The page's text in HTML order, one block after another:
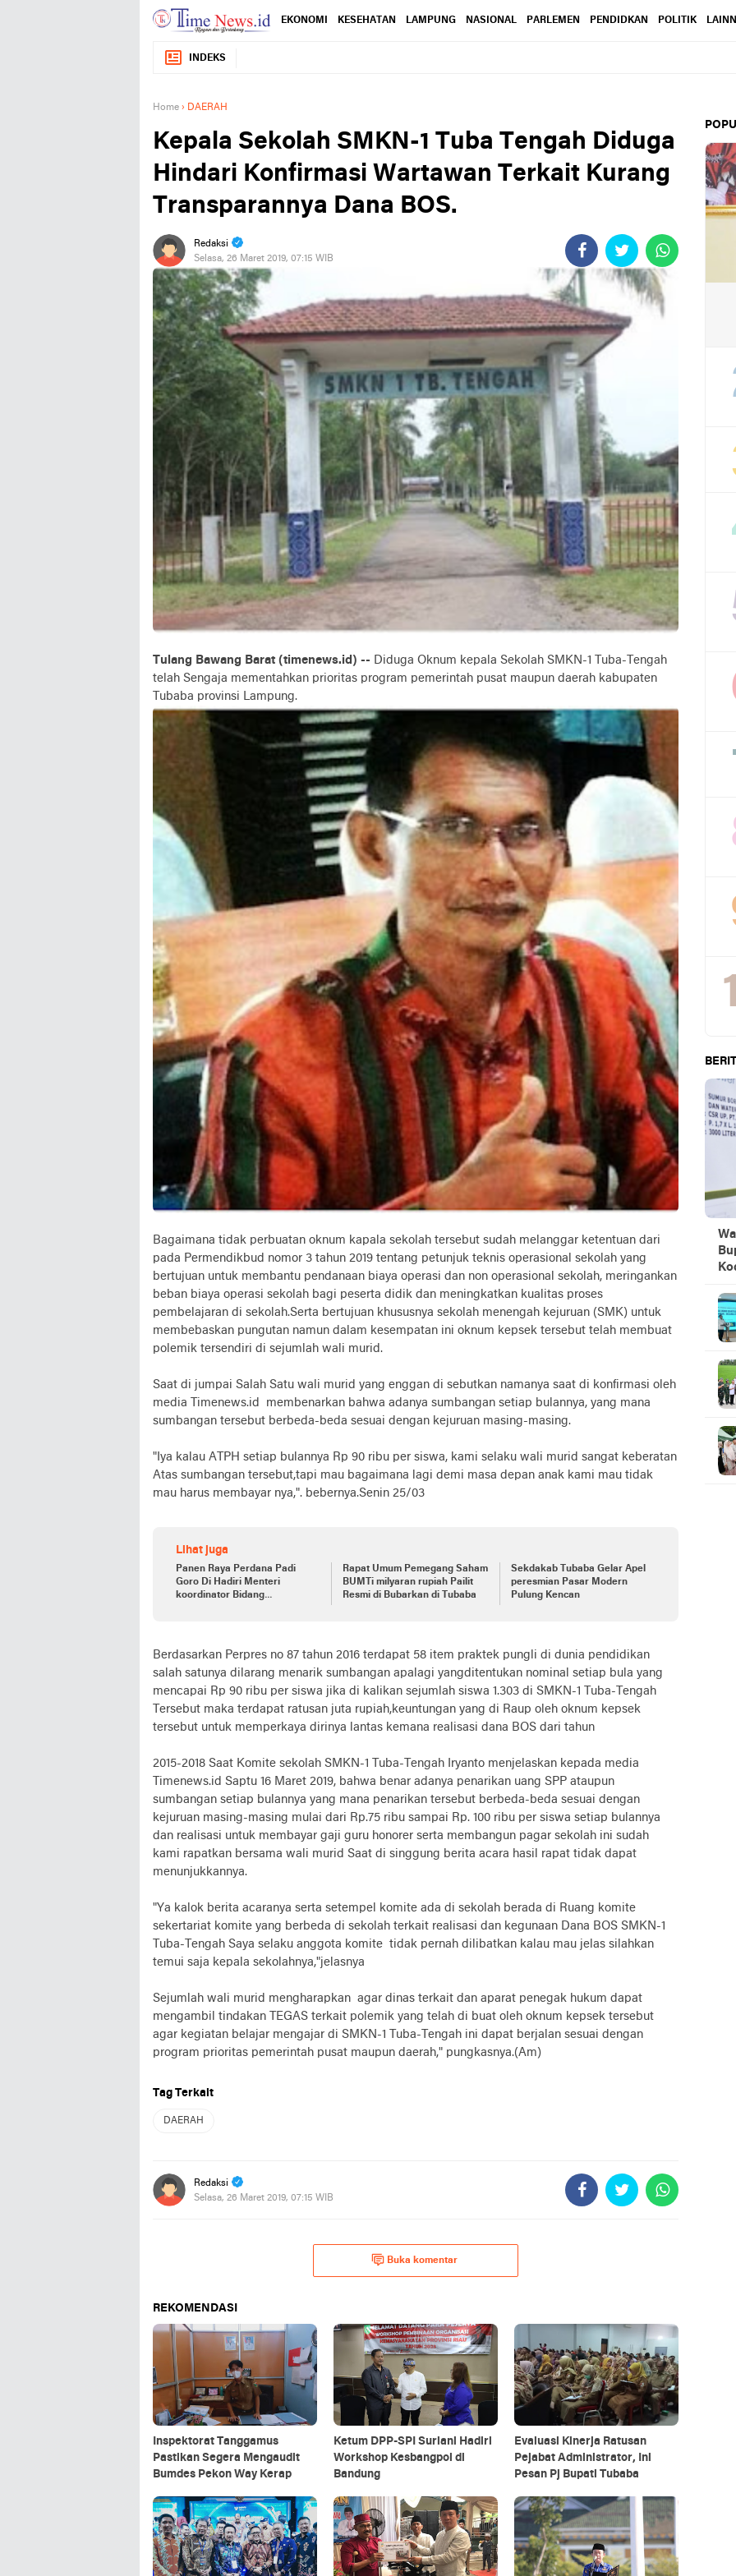
EKONOMI KESEHATAN LAMPUNG NASIONAL PARLEMEN PENDIDKAN POLITIK
INDEKS
Home › DAERAH
Kepala Sekolah SMKN-1 Tuba Tengah Diduga
Hindari Konfirmasi Wartawan Terkait Kurang
Transparannya Dana BOS.
Redaksi
Selasa, 26 Maret 2019, 07:15 WIB
Tulang Bawang Barat (timenews.id) -- Diduga Oknum kepala Sekolah SMKN-1 Tuba-Tengah
telah Sengaja mementahkan prioritas program pemerintah pusat maupun daerah kabupaten
Tubaba provinsi Lampung.
Bagaimana tidak perbuatan oknum kapala sekolah tersebut sudah melanggar ketentuan dari
pada Permendikbud nomor 3 tahun 2019 tentang petunjuk teknis operasional sekolah yang
bertujuan untuk membantu pendanaan biaya operasi dan non operasional sekolah, meringankan
beban biaya operasi sekolah bagi peserta didik dan meningkatkan kualitas proses
pembelajaran di sekolah.Serta bertujuan khususnya sekolah menengah kejuruan (SMK) untuk
membebaskan pungutan namun dalam kesempatan ini oknum kepsek tersebut telah membuat
polemik tersendiri di sejumlah wali murid.
Saat di jumpai Salah Satu wali murid yang enggan di sebutkan namanya saat di konfirmasi oleh
media Timenews.id membenarkan bahwa adanya sumbangan setiap bulannya, yang mana
sumbangan tersebut berbeda-beda sesuai dengan kejuruan masing-masing.
"Iya kalau ATPH setiap bulannya Rp 90 ribu per siswa, kami selaku wali murid sangat keberatan
Atas sumbangan tersebut,tapi mau bagaimana lagi demi masa depan anak kami mau tidak
mau harus membayar nya,". bebernya.Senin 25/03
Lihat juga
Panen Raya Perdana Padi
Goro Di Hadiri Menteri
koordinator Bidang
Rapat Umum Pemegang Saham
BUMTi milyaran rupiah Pailit
Resmi di Bubarkan di Tubaba
Sekdakab Tubaba Gelar Apel
peresmian Pasar Modern
Pulung Kencan
Berdasarkan Perpres no 87 tahun 2016 terdapat 58 item praktek pungli di dunia pendidikan
salah satunya dilarang menarik sumbangan apalagi yangditentukan nominal setiap bula yang
mencapai Rp 90 ribu per siswa jika di kalikan sejumlah siswa 1.303 di SMKN-1 Tuba-Tengah
Tersebut maka terdapat ratusan juta rupiah,keuntungan yang di Raup oleh oknum kepsek
tersebut untuk memperkaya dirinya lantas kemana realisasi dana BOS dari tahun
2015-2018 Saat Komite sekolah SMKN-1 Tuba-Tengah Iryanto menjelaskan kepada media
Timenews.id Saptu 16 Maret 2019, bahwa benar adanya penarikan uang SPP ataupun
sumbangan setiap bulannya yang mana penarikan tersebut berbeda-beda sesuai dengan
kejuruan masing-masing mulai dari Rp.75 ribu sampai Rp. 100 ribu per siswa setiap bulannya
dan realisasi untuk membayar gaji guru honorer serta membangun pagar sekolah ini sudah
kami rapatkan bersama wali murid Saat di singgung berita acara hasil rapat tidak dapat
menunjukkannya.
"Ya kalok berita acaranya serta setempel komite ada di sekolah berada di Ruang komite
sekertariat komite yang berbeda di sekolah terkait realisasi dan kegunaan Dana BOS SMKN-1
Tuba-Tengah Saya selaku anggota komite tidak pernah dilibatkan kalau mau jelas silahkan
temui saja kepala sekolahnya,"jelasnya
Sejumlah wali murid mengharapkan agar dinas terkait dan aparat penegak hukum dapat
mengambil tindakan TEGAS terkait polemik yang telah di buat oleh oknum kepsek tersebut
agar kegiatan belajar mengajar di SMKN-1 Tuba-Tengah ini dapat berjalan sesuai dengan
program prioritas pemerintah pusat maupun daerah," pungkasnya.(Am)
Tag Terkait
DAERAH
Redaksi
Selasa, 26 Maret 2019, 07:15 WIB
Buka komentar
REKOMENDASI
Inspektorat Tanggamus
Pastikan Segera Mengaudit
Bumdes Pekon Way Kerap
Ketum DPP-SPI Suriani Hadiri
Workshop Kesbangpol di
Bandung
Evaluasi Kinerja Ratusan
Pejabat Administrator, Ini
Pesan Pj Bupati Tubaba